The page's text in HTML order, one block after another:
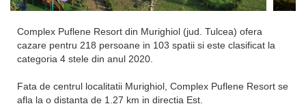
Complex Puflene Resort din Murighiol (jud. Tulcea) ofera
cazare pentru 218 persoane in 103 spatii si este clasificat la
categoria 4 stele din anul 2020.
Fata de centrul localitatii Murighiol, Complex Puflene Resort se
afla la o distanta de 1.27 km in directia Est.